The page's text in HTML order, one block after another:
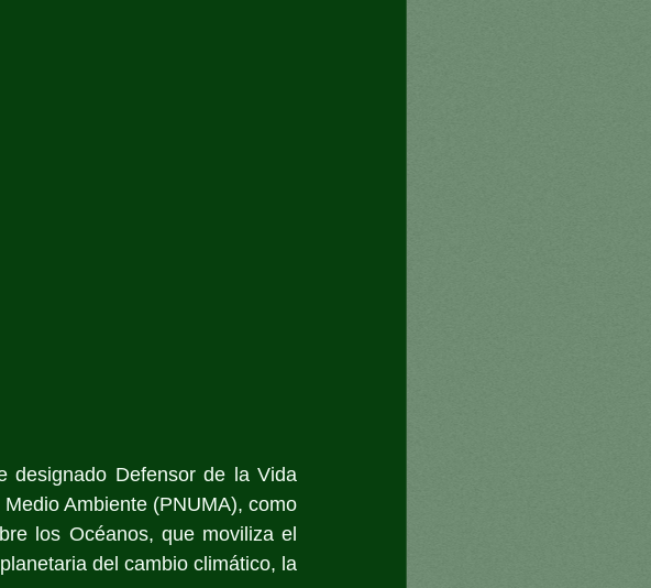
designado Defensor de la Vida
Ambiente (PNUMA), como
los Océanos, que moviliza el
del cambio climático, la